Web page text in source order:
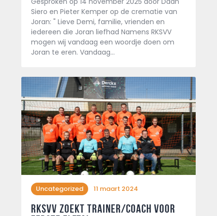
Siero en Pieter Kemper op de crematie van
Joran: " Lieve Demi, familie, vrienden en
iedereen die Joran liefhad Namens RKSVV
mogen wij vandaag een woordje doen om
Joran te eren. Vandaag…
Uncategorized 11 maart 2024
RKSVV zoekt trainer/coach voor